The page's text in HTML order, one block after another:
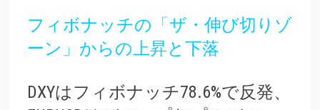
フィボナッチの「ザ・伸び切りゾ
ーン」からの上昇と下落
DXYはフィボナッチ78.6%で反発、